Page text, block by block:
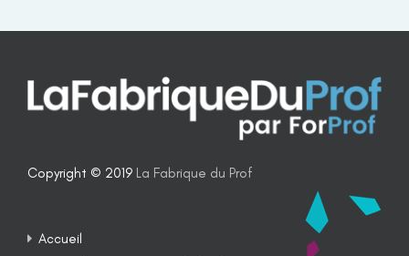
Copyright © 2019 La Fabrique du Prof
Accueil